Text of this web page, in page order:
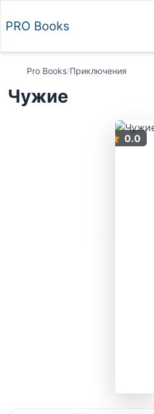
PRO Books
Pro Books/Приключения
Чужие
0.0